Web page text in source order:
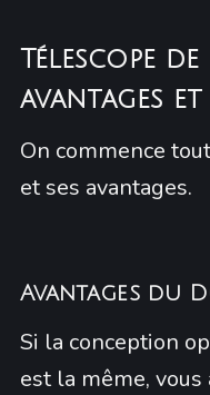
Télescope
avantages
On commence
et ses avantages.
Avantages du
Si la conception
est la même,